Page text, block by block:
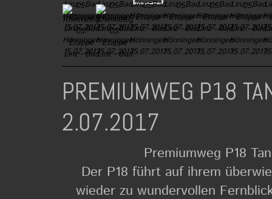
PREMIUMWEG P18
2.07.2017
Premiumweg P18
Der P18 führt auf ihrem
wieder zu wundervollen